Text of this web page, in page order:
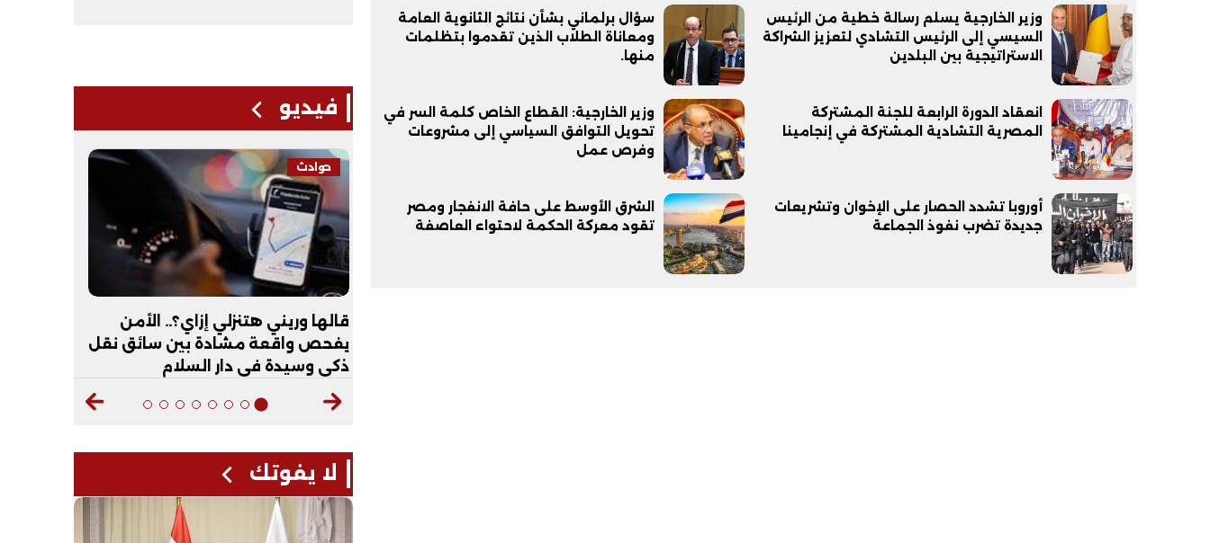
وزير الخارجية يسلم رسالة خطية من الرئيس
السيسي إلى الرئيس التشادي لتعزيز الشراكة
الاستراتيجية بين البلدين
سؤال برلماني بشأن نتائج الثانوية العامة
ومعاناة الطلاب الذين تقدموا بتظلمات
منها.
انعقاد الدورة الرابعة للجنة المشتركة
المصرية التشادية المشتركة في إنجامينا
وزير الخارجية: القطاع الخاص كلمة السر في
تحويل التوافق السياسي إلى مشروعات
وفرص عمل
أوروبا تشدد الحصار على الإخوان وتشريعات
جديدة تضرب نفوذ الجماعة
الشرق الأوسط على حافة الانفجار ومصر
تقود معركة الحكمة لاحتواء العاصفة
فيديو
حوادث
قالها وريني هتنزلي إزاي؟.. الأمن
يفحص واقعة مشادة بين سائق نقل
ذكي وسيدة في دار السلام
لا يفوتك